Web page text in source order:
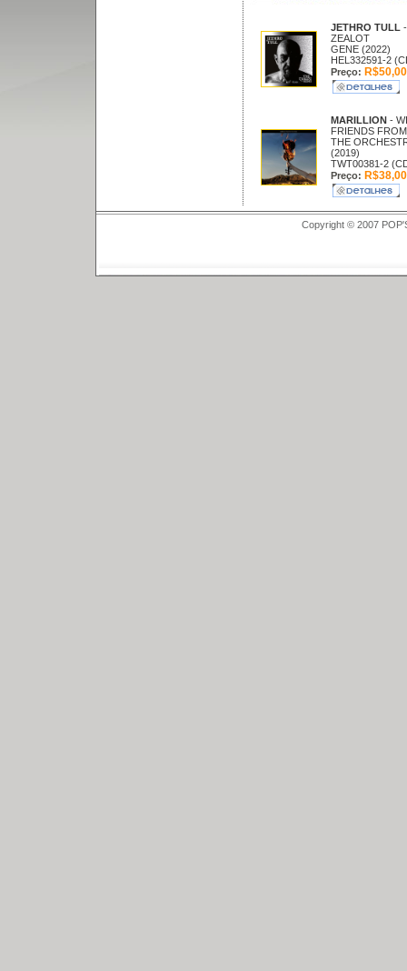
JETHRO TULL -
ZEALOT
GENE (2022)
HEL332591-2
Preço: R$50,00
MARILLION -
FRIENDS FROM
THE
(2019)
TWT00381-2
Preço: R$38,00
Copyright © 2007